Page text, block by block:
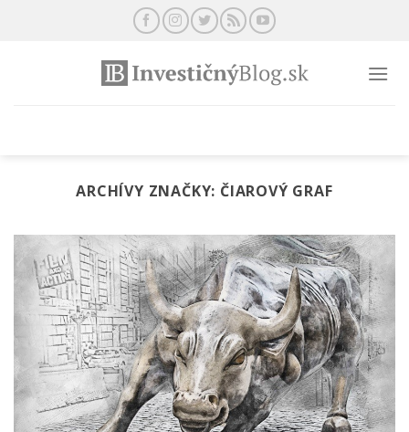
ARCHÍVY ZNAČKY: ČIAROVÝ GRAF